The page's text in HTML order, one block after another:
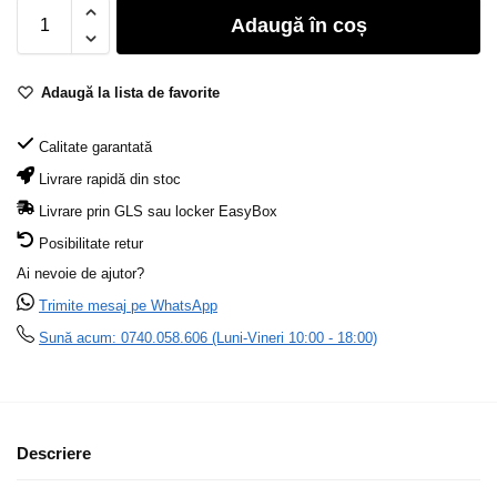
Adaugă în coș
Adaugă la lista de favorite
Calitate garantată
Livrare rapidă din stoc
Livrare prin GLS sau locker EasyBox
Posibilitate retur
Ai nevoie de ajutor?
Trimite mesaj pe WhatsApp
Sună acum: 0740.058.606 (Luni-Vineri 10:00 - 18:00)
Descriere